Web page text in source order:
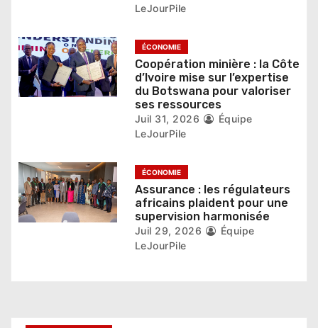
i
c
l
LeJourPile
ÉCONOMIE
Coopération minière : la Côte
d’Ivoire mise sur l’expertise
du Botswana pour valoriser
ses ressources
Juil 31, 2026
Équipe
LeJourPile
ÉCONOMIE
Assurance : les régulateurs
africains plaident pour une
supervision harmonisée
Juil 29, 2026
Équipe
LeJourPile